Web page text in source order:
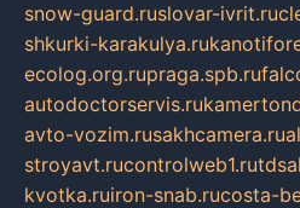
snow-guard.ruslovar-ivrit.ru
shkurki-karakulya.ru
ecolog.org.rupraga.spb.ru
autodoctorservis.ru
avto-vozim.rusakhcamera.ru
stroyavt.rucontrolweb1.ru
kvotka.ruiron-snab.rucosta-